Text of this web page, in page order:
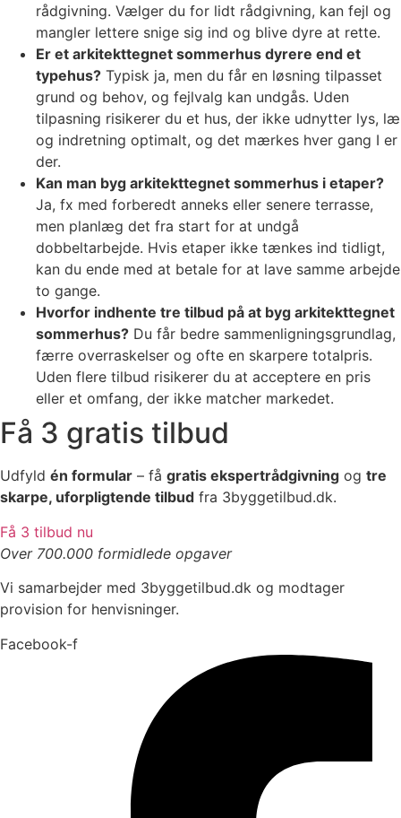
rådgivning. Vælger du for lidt rådgivning, kan fejl og
mangler lettere snige sig ind og blive dyre at rette.
Er et arkitekttegnet sommerhus dyrere end et
typehus? Typisk ja, men du får en løsning tilpasset
grund og behov, og fejlvalg kan undgås. Uden
tilpasning risikerer du et hus, der ikke udnytter lys, læ
og indretning optimalt, og det mærkes hver gang I er
der.
Kan man byg arkitekttegnet sommerhus i etaper?
Ja, fx med forberedt anneks eller senere terrasse,
men planlæg det fra start for at undgå
dobbeltarbejde. Hvis etaper ikke tænkes ind tidligt,
kan du ende med at betale for at lave samme arbejde
to gange.
Hvorfor indhente tre tilbud på at byg arkitekttegnet
sommerhus? Du får bedre sammenligningsgrundlag,
færre overraskelser og ofte en skarpere totalpris.
Uden flere tilbud risikerer du at acceptere en pris
eller et omfang, der ikke matcher markedet.
Få 3 gratis tilbud
Udfyld én formular – få gratis ekspertrådgivning og tre
skarpe, uforpligtende tilbud fra 3byggetilbud.dk.
Få 3 tilbud nu
Over 700.000 formidlede opgaver
Vi samarbejder med 3byggetilbud.dk og modtager
provision for henvisninger.
Facebook-f